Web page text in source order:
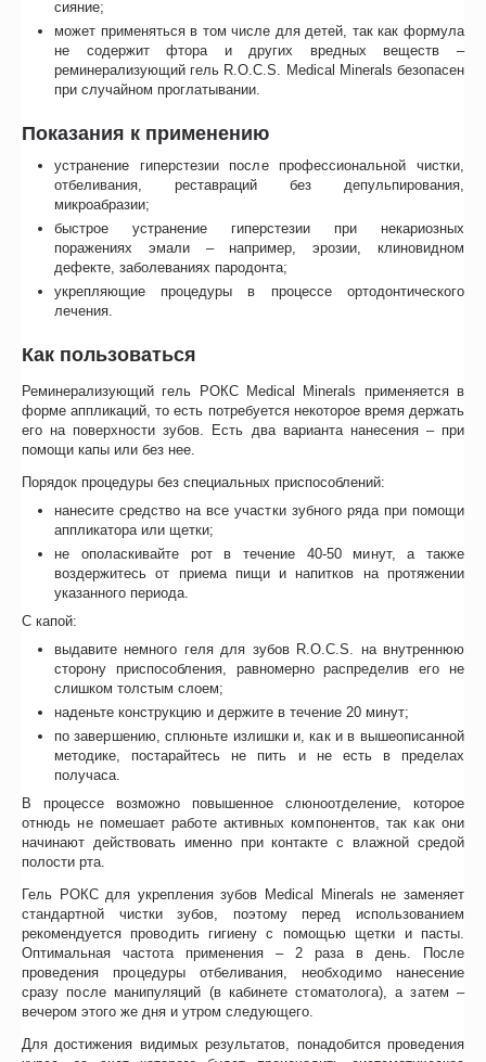
сияние;
может применяться в том числе для детей, так как формула
не содержит фтора и других вредных веществ –
реминерализующий гель R.O.C.S. Medical Minerals безопасен
при случайном проглатывании.
Показания к применению
устранение гиперстезии после профессиональной чистки,
отбеливания, реставраций без депульпирования,
микроабразии;
быстрое устранение гиперстезии при некариозных
поражениях эмали – например, эрозии, клиновидном
дефекте, заболеваниях пародонта;
укрепляющие процедуры в процессе ортодонтического
лечения.
Как пользоваться
Реминерализующий гель РОКС Medical Minerals применяется в
форме аппликаций, то есть потребуется некоторое время держать
его на поверхности зубов. Есть два варианта нанесения – при
помощи капы или без нее.
Порядок процедуры без специальных приспособлений:
нанесите средство на все участки зубного ряда при помощи
аппликатора или щетки;
не ополаскивайте рот в течение 40-50 минут, а также
воздержитесь от приема пищи и напитков на протяжении
указанного периода.
С капой:
выдавите немного геля для зубов R.O.C.S. на внутреннюю
сторону приспособления, равномерно распределив его не
слишком толстым слоем;
наденьте конструкцию и держите в течение 20 минут;
по завершению, сплюньте излишки и, как и в вышеописанной
методике, постарайтесь не пить и не есть в пределах
получаса.
В процессе возможно повышенное слюноотделение, которое
отнюдь не помешает работе активных компонентов, так как они
начинают действовать именно при контакте с влажной средой
полости рта.
Гель РОКС для укрепления зубов Medical Minerals не заменяет
стандартной чистки зубов, поэтому перед использованием
рекомендуется проводить гигиену с помощью щетки и пасты.
Оптимальная частота применения – 2 раза в день. После
проведения процедуры отбеливания, необходимо нанесение
сразу после манипуляций (в кабинете стоматолога), а затем –
вечером этого же дня и утром следующего.
Для достижения видимых результатов, понадобится проведения